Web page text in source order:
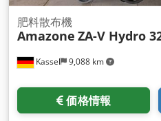
Kassel 9,088 km
肥料散布機
Amazone ZA-V Hydro
価格情報